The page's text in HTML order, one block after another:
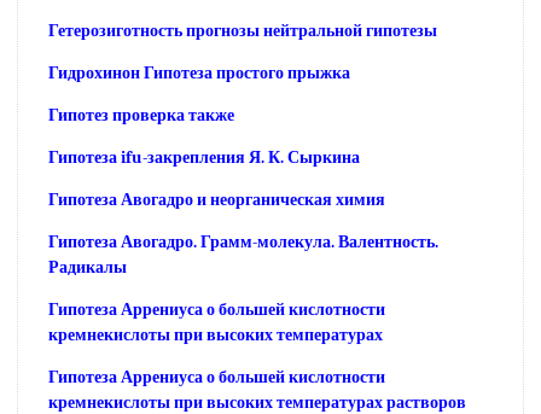
Гетерозиготность прогнозы нейтральной гипотезы
Гидрохинон Гипотеза простого прыжка
Гипотез проверка также
Гипотеза ifu-закрепления Я. К. Сыркина
Гипотеза Авогадро и неорганическая химия
Гипотеза Авогадро. Грамм-молекула. Валентность.
Радикалы
Гипотеза Аррениуса о большей кислотности
кремнекислоты при высоких температурах
Гипотеза Аррениуса о большей кислотности
кремнекислоты при высоких температурах растворов